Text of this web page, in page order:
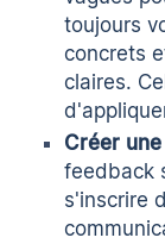
toujours
concrets
claires.
Créer
feedback
s'inscrire